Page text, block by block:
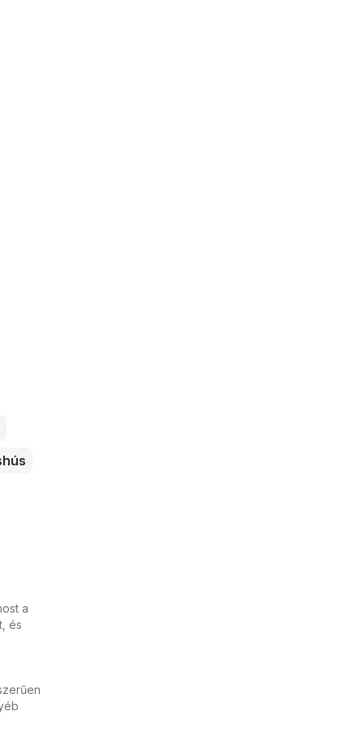
a
és